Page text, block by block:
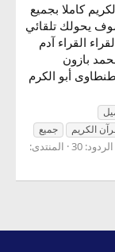
كاملا بجميع
يحولك تلقائي
القراء القراء آدم
بازون
أبو الكرم
الكريم
جميع
الردود: 30
المنتدى: